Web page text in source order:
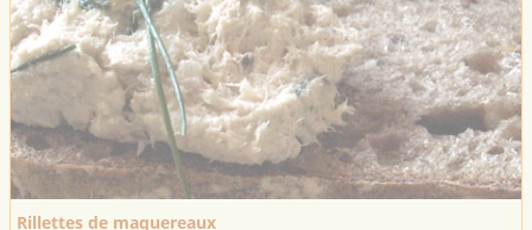
Rillettes de maquereaux